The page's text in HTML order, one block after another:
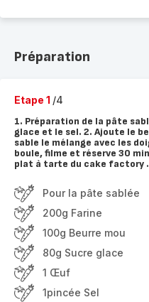
Préparation
Etape 1 /4
1. Préparation de la pâte
glace et le sel. 2. Ajoute le
sable le mélange avec les
boule, filme et réserve 30
plat à tarte du cake factory .
Pour la pâte sablée
200g Farine
100g Beurre mou
80g Sucre glace
1 Œuf
1pincée Sel